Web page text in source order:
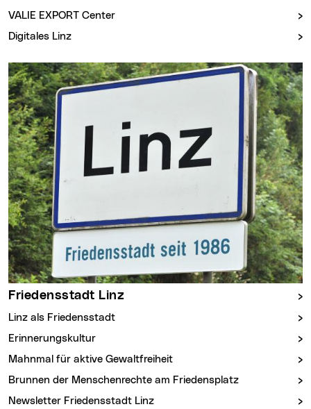
VALIE EXPORT Center
Digitales Linz
Friedensstadt Linz
Linz als Friedensstadt
Erinnerungskultur
Mahnmal für aktive Gewaltfreiheit
Brunnen der Menschenrechte am Friedensplatz
Newsletter Friedensstadt Linz